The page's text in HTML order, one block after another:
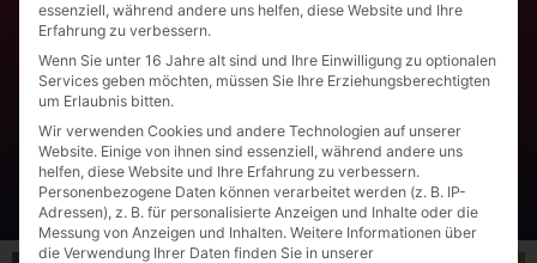
Spielbericht, weibliche D-
Jugend, 16.02.2025: HSG
Schwab/kirchen – VfL
Waldkraiburg I
essenziell, während andere uns helfen, diese Website und Ihre
Erfahrung zu verbessern.
Wenn Sie unter 16 Jahre alt sind und Ihre Einwilligung zu optionalen
Services geben möchten, müssen Sie Ihre Erziehungsberechtigten
um Erlaubnis bitten.
Wir verwenden Cookies und andere Technologien auf unserer
Website. Einige von ihnen sind essenziell, während andere uns
helfen, diese Website und Ihre Erfahrung zu verbessern.
Personenbezogene Daten können verarbeitet werden (z. B. IP-
Adressen), z. B. für personalisierte Anzeigen und Inhalte oder die
Messung von Anzeigen und Inhalten. Weitere Informationen über
die Verwendung Ihrer Daten finden Sie in unserer